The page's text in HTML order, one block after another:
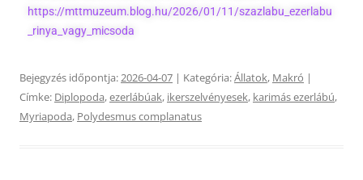
https://mttmuzeum.blog.hu/2026/01/11/szazlabu_ezerlabu
_rinya_vagy_micsoda
Bejegyzés időpontja:2026-04-07 | Kategória:Állatok, Makró |
Címke: Diplopoda,ezerlábúak, ikerszelvényesek, karimás ezerlábú,
Myriapoda, Polydesmus complanatus